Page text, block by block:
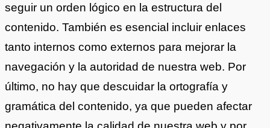
seguir un orden lógico en la estructura del
contenido. También es esencial incluir enlaces
tanto internos como externos para mejorar la
navegación y la autoridad de nuestra web. Por
último, no hay que descuidar la ortografía y
gramática del contenido, ya que pueden afectar